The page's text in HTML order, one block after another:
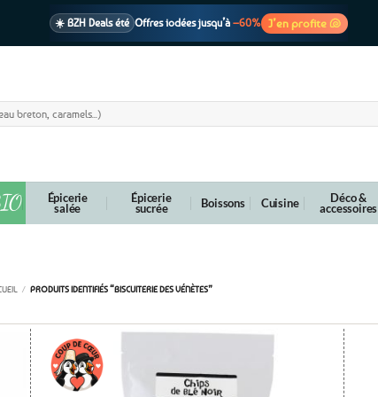
☀️ BZH Deals été Offres iodées jusqu’à –60% J’en profite 🐚
Épicerie
salée
Épicerie
sucrée Boissons Cuisine Déco &
accessoires
/ PRODUITS IDENTIFIÉS “BISCUITERIE DES VÉNÈTES”